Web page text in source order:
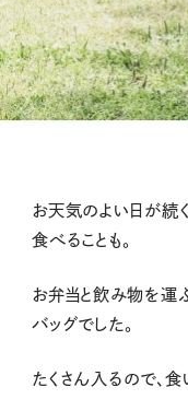
お天気のよい日が続
食べることも。
お弁当と飲み物を運
バッグでした。
たくさん入るので、